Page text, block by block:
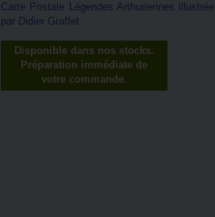
Carte Postale Légendes Arthuriennes illustrée
par Didier Graffet
Disponible dans nos stocks.
Préparation immédiate de
votre commande.